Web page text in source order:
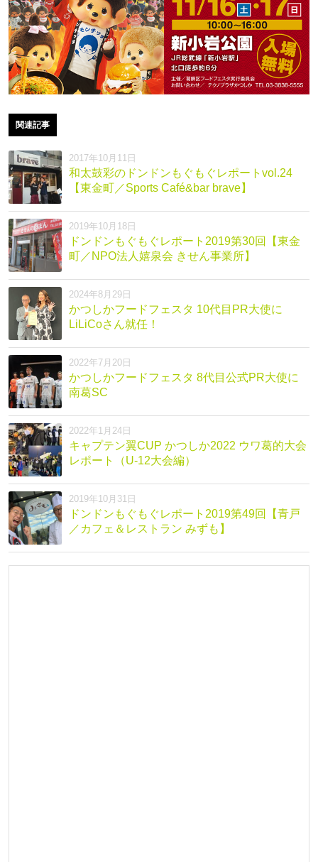
関連記事
2017年10月11日
和太鼓彩のドンドンもぐもぐレポートvol.24
【東金町／Sports Café&bar brave】
2019年10月18日
ドンドンもぐもぐレポート2019第30回【東金
町／NPO法人嬉泉会 きせん事業所】
2024年8月29日
かつしかフードフェスタ 10代目PR大使に
LiLiCoさん就任！
2022年7月20日
かつしかフードフェスタ 8代目公式PR大使に
南葛SC
2022年1月24日
キャプテン翼CUP かつしか2022 ウワ葛的大会
レポート（U-12大会編）
2019年10月31日
ドンドンもぐもぐレポート2019第49回【青戸
／カフェ＆レストラン みずも】